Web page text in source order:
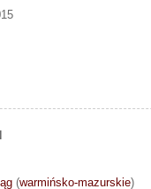
(warmińsko-mazurskie)